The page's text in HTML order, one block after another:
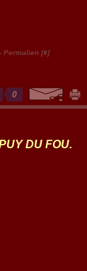
Permalien [#]
0
DU FOU.